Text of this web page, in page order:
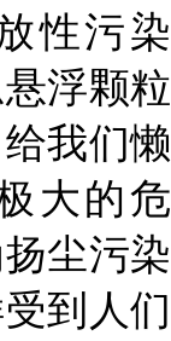
性污染
浮颗粒
我们懒
大的危
尘污染
到人们